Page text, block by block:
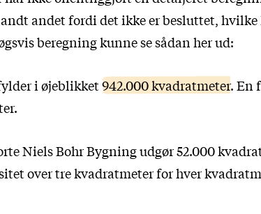
andet fordi det ikke er besluttet, hvilke
beregning kunne se sådan her ud:
i øjeblikket942.000 kvadratmeter. En
Niels Bohr Bygning udgør 52.000
over tre kvadratmeter for hver